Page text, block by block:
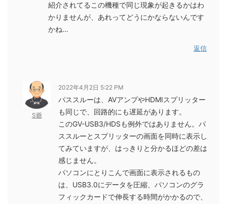
紹介されてるこの機種で同じ現象が起きるかはわ
かりませんが、あれってどうにかならないんです
かね…
返信
S爺
2022年4月2日 5:22 PM
パススルーは、AVアンプやHDMIスプリッター
も同じで、回路的にも遅延があります。
このGV-USB3/HDSも例外ではありません。パ
ススルーとスプリッターの画面を同時に表示し
てみていますが、はっきりと分かるほどの差は
感じません。
パソコンにとりこんで画面に表示されるもの
は、USB3.0にデータを圧縮、パソコンのグラ
フィックカードで伸長する時間がかかるので、